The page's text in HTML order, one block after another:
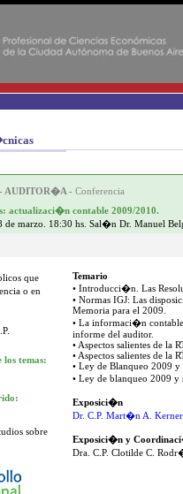
AUDITOR�A - Conferencia
actualizaci�n contable 2009/2010.
de marzo. 18:30 hs. Sal�n Dr. Manuel
que
o en
temas:
sobre
Temario
• Introducci�n. Las
• Normas IGJ: Las
Memoria para el 2009.
• La informaci�n
informe del auditor.
• Aspectos salientes de la
• Aspectos salientes de la
• Ley de Blanqueo 2009
• Ley de blanqueo 2009
Exposici�n
Dr. C.P. Mart�n A. Kerner
Exposici�n y
Dra. C.P. Clotilde C.